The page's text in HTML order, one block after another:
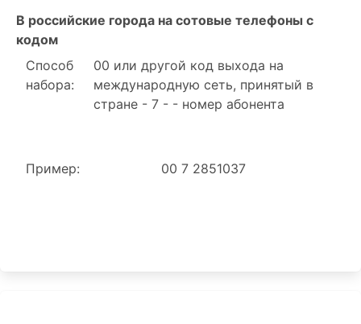
В российские города на сотовые телефоны с
кодом
Способ
набора:
00 или другой код выхода на
международную сеть, принятый в
стране - 7 - - номер абонента
Пример: 00 7 2851037